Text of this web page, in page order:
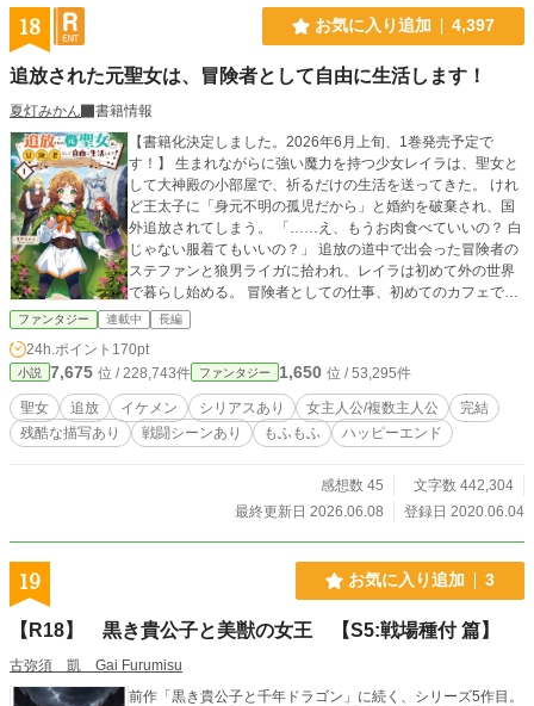
18 お気に入り追加 4,397
追放された元聖女は、冒険者として自由に生活します！
夏灯みかん
書籍情報
【書籍化決定しました。2026年6月上旬、1巻発売予定で
す！】 生まれながらに強い魔力を持つ少女レイラは、聖女と
して大神殿の小部屋で、祈るだけの生活を送ってきた。 けれ
ど王太子に「身元不明の孤児だから」と婚約を破棄され、国
外追放されてしまう。 「……え、もうお肉食べていいの？ 白
じゃない服着てもいいの？」 追放の道中で出会った冒険者の
ステファンと狼男ライガに拾われ、レイラは初めて外の世界
で暮らし始める。 冒険者としての仕事、初めてのカフェでの
お茶会。 隣国での生活の中で、レイラは少しずつ自分の居場
所を作っていく。 一方、レイラが去った王国では魔物が発生
し、大神殿の大司教は彼女を取り戻そうと動き出していた。
――私はなんなの？ どこから来たの？ これは、救う存在と
して利用されてきた少女が、「自分のこれから」を選び直し
ていく物語。 ※スピンオフ外伝 【完結】悪食エルフと風の魔
法使いは、辺境遺跡で相棒になりました。 肉も魔物も食べ
日の出会いと冒険を描いた物語です。 ▼外伝はこちら https://
www.alphapolis.co.jp/novel/417802211/393035061
ファンタジー 連載中 長編
24h.ポイント 170pt
小説 7,675 位 / 228,743件 ファンタジー 1,650 位 / 53,295件
聖女 追放 イケメン シリアスあり 女主人公/複数主人公
完結
残酷な描写あり
戦闘シーンあり もふもふ ハッピーエンド
感想数 45
文字数 442,304
最終更新日 2026.06.08
登録日 2020.06.04
19 お気に入り追加 3
【R18】 黒き貴公子と美獣の女王 【S5:戦場種付 篇】
古弥須 凱 Gai Furumisu
前作「黒き貴公子と千年ドラゴン」に続く、シリーズ5作目。